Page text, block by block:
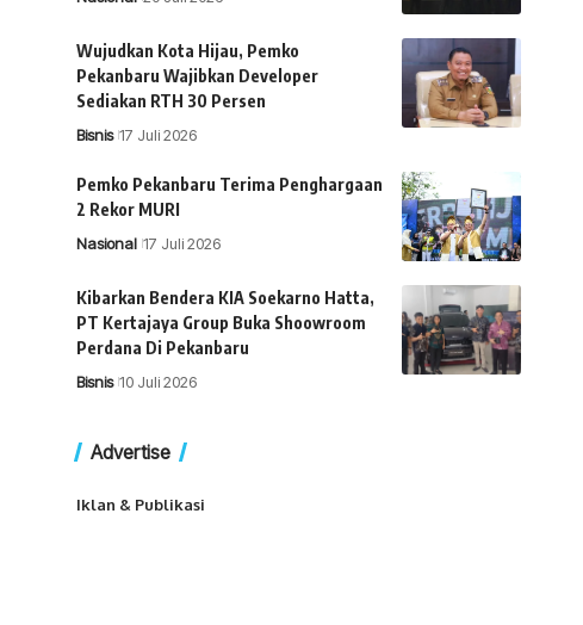
Wujudkan Kota Hijau, Pemko
Pekanbaru Wajibkan Developer
Sediakan RTH 30 Persen
Bisnis 17 Juli 2026
Pemko Pekanbaru Terima Penghargaan
2 Rekor MURI
Nasional 17 Juli 2026
Kibarkan Bendera KIA Soekarno Hatta,
PT Kertajaya Group Buka Shoowroom
Perdana Di Pekanbaru
Bisnis 10 Juli 2026
Advertise
Iklan & Publikasi